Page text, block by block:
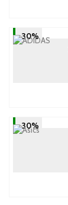
-30%
-30%